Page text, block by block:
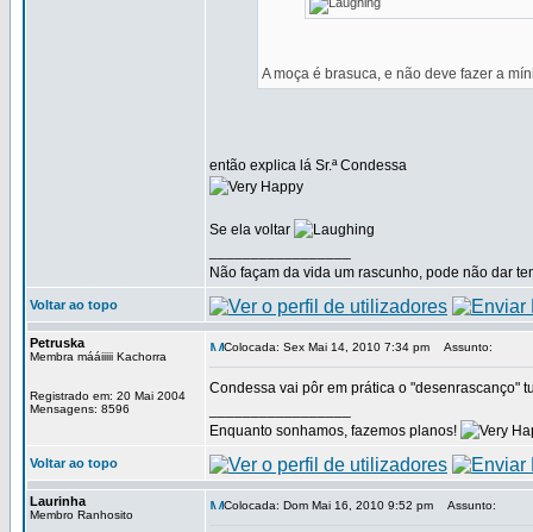
A moça é brasuca, e não deve fazer a
então explica lá Sr.ª Condessa
Se ela voltar
Não façam da vida um rascunho, pode não dar
Voltar ao topo
Petruska
Membra mááiiiii Kachorra
Registrado em: 20 Mai 2004
Mensagens: 8596
Colocada: Sex Mai 14, 2010 7:34 pm Assunto:
Condessa vai pôr em prática o "desenrascanço"
Enquanto sonhamos, fazemos planos!
Voltar ao topo
Laurinha
Membro Ranhosito
Colocada: Dom Mai 16, 2010 9:52 pm Assunto: